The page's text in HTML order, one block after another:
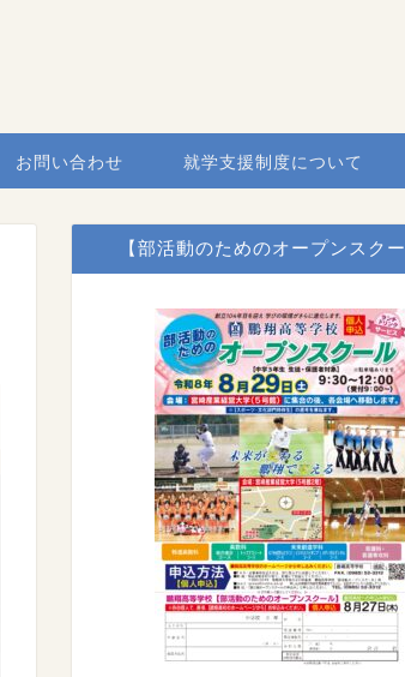
お問い合わせ 就学支援制度について
【部活動のためのオープンスクー